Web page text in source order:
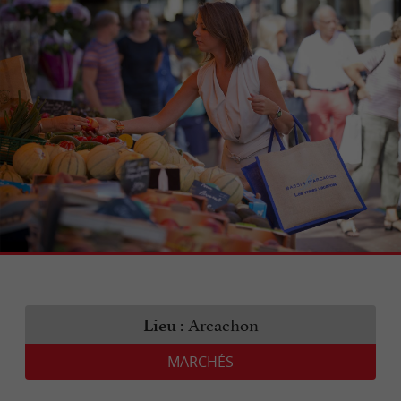
Lieu : Arcachon
MARCHÉS